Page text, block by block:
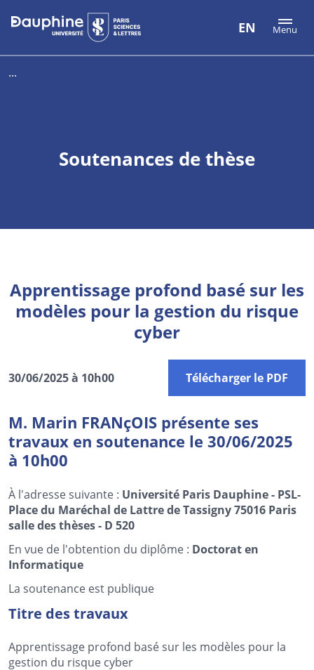
Aller
au
Aller
au
Plan
du
EN Menu
...
Soutenances de thèse
Apprentissage profond basé sur les
modèles pour la gestion du risque
cyber
30/06/2025 à 10h00 Télécharger le PDF
M. Marin FRANçOIS présente ses
travaux en soutenance le 30/06/2025
à 10h00
À l'adresse suivante : Université Paris Dauphine - PSL-
Place du Maréchal de Lattre de Tassigny 75016 Paris
salle des thèses - D 520
En vue de l'obtention du diplôme : Doctorat en
Informatique
La soutenance est publique
Titre des travaux
Apprentissage profond basé sur les modèles pour la
gestion du risque cyber